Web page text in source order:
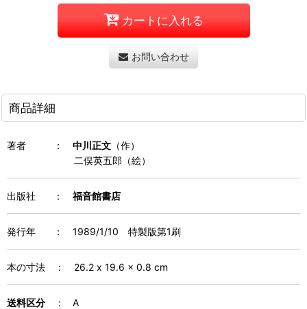
カートに入れる
お問い合わせ
商品詳細
著者 ： 中川正文 （作）
二俣英五郎（絵）
出版社 ： 福音館書店
発行年 ： 1989/1/10 特製版第1刷
本の寸法 ： 26.2 x 19.6 x 0.8 cm
送料区分 ： A